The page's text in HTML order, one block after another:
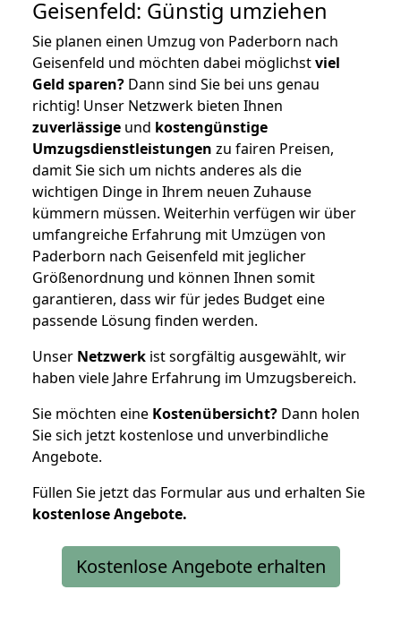
Geisenfeld: Günstig umziehen
Sie planen einen Umzug von Paderborn nach
Geisenfeld und möchten dabei möglichstviel
Geld sparen? Dann sind Sie bei uns genau
richtig! Unser Netzwerk bieten Ihnen
zuverlässige und kostengünstige
Umzugsdienstleistungen zu fairen Preisen,
damit Sie sich um nichts anderes als die
wichtigen Dinge in Ihrem neuen Zuhause
kümmern müssen. Weiterhin verfügen wir über
umfangreiche Erfahrung mit Umzügen von
Paderborn nach Geisenfeld mit jeglicher
Größenordnung und können Ihnen somit
garantieren, dass wir für jedes Budget eine
passende Lösung finden werden.
Unser Netzwerk ist sorgfältig ausgewählt, wir
haben viele Jahre Erfahrung im Umzugsbereich.
Sie möchten eine Kostenübersicht? Dann holen
Sie sich jetzt kostenlose und unverbindliche
Angebote.
Füllen Sie jetzt das Formular aus und erhalten Sie
kostenloseAngebote.
Kostenlose Angebote erhalten